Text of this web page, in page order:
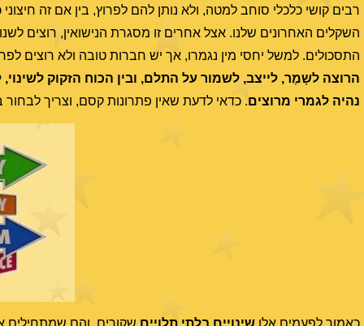
רבים קושי כלכלי סוחב למטה, ולא נותן להם לפרוץ, בין אם זה
השקלים האחרונים שלנו. אצל אחרים זו מסגרת הנישואין, רוצים
התסכולים. למשל יחסי מין נגמרו, אך יש חברות טובה ולא רוצים
הרוצה לשָמֶר, לייצב, לשמור על התלם, ובין הכוח הזקוק
נהיה לגמרי מרוצים. כדאי לדעת שאין פתרונות קסם, וצריך לבחור
כאמור לפעמים אלו שינויים בלתי תלויים שקורים, והם שמתחילים